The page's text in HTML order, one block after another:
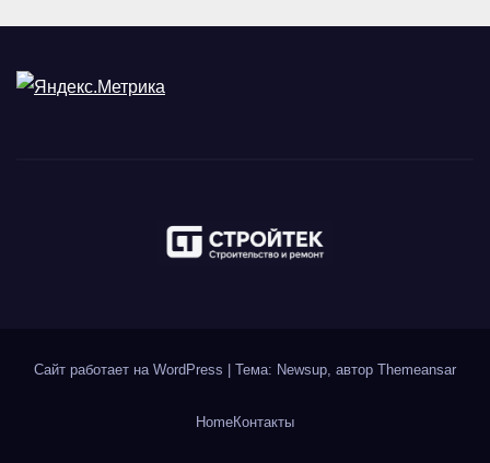
Сайт работает на WordPress Тема: Newsup, автор Themeansar
HomeКонтакты